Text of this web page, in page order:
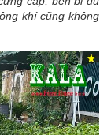
khí cũng không